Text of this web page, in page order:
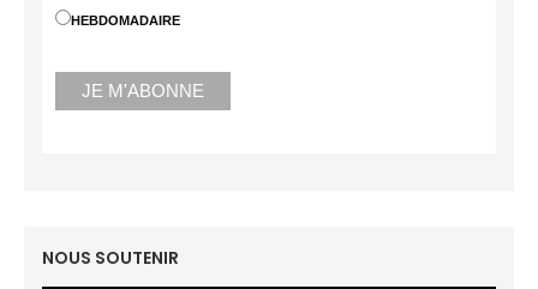
HEBDOMADAIRE
NOUS SOUTENIR